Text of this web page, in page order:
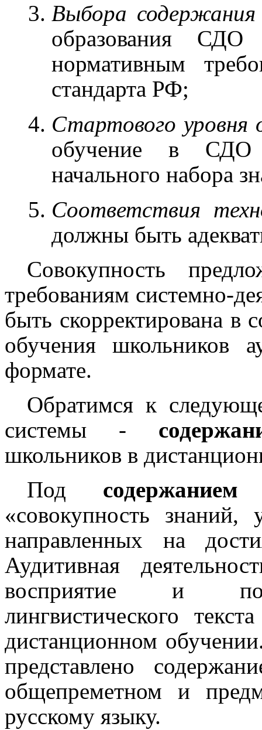
Выбора содержания
образования СДО
нормативным
стандарта РФ;
Стартового уровня
обучение в СДО
начального набора
Соответствия
должны быть
Совокупность
требованиям системно-
быть скорректирована в
обучения школьников
формате.
Обратимся к
системы -
школьников в
Под содержанием
«совокупность
направленных на
Аудитивная
восприятие и
лингвистического
дистанционном
представлено
общепреметном и
русскому языку.